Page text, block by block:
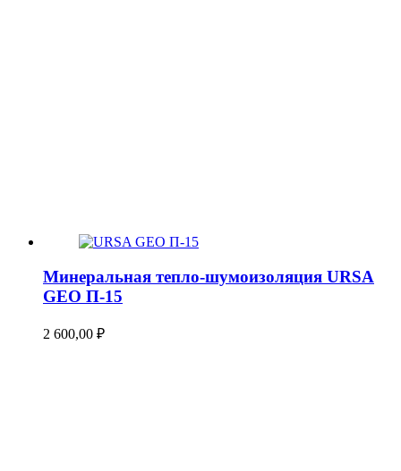
Минеральная тепло-шумоизоляция URSA
GEO П-15
2 600,00 ₽